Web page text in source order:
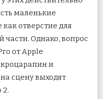
И
ЧЕХЛОВ
AIRPODS
PRO
КОТОРЫЕ
ВЫ
МОЖЕТЕ
КУПИТЬ
маленькие
отверстие для
Однако, вопрос
от Apple
и
сцену выходят
2.